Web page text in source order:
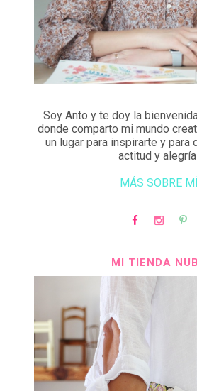
Soy Anto y te doy la
donde comparto mi mundo
un lugar para inspirarte y para
actitud y
MÁS SOBRE MÍ
MI TIENDA